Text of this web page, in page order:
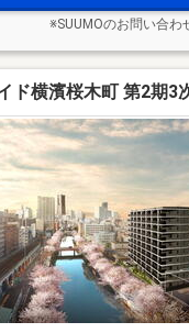
※SUUMOのお問い合わ
ド横濱桜木町 第2期3